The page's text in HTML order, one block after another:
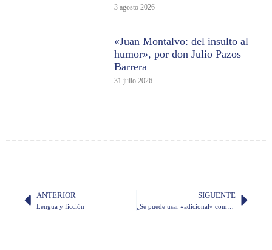
3 agosto 2026
«Juan Montalvo: del insulto al
humor», por don Julio Pazos
Barrera
31 julio 2026
ANTERIOR
Lengua y ficción
SIGUENTE